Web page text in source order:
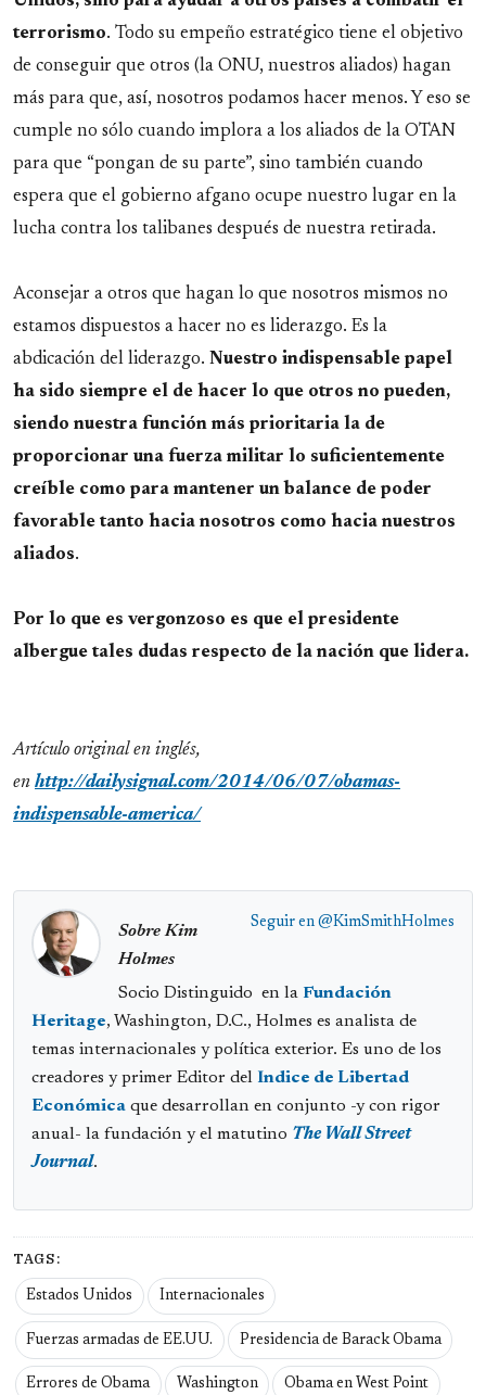
terrorismo. Todo su empeño estratégico tiene el objetivo
de conseguir que otros (la ONU, nuestros aliados) hagan
más para que, así, nosotros podamos hacer menos. Y eso se
cumple no sólo cuando implora a los aliados de la OTAN
para que “pongan de su parte”, sino también cuando
espera que el gobierno afgano ocupe nuestro lugar en la
lucha contra los talibanes después de nuestra retirada.
Aconsejar a otros que hagan lo que nosotros mismos no
estamos dispuestos a hacer no es liderazgo. Es la
abdicación del liderazgo. Nuestro indispensable papel
ha sido siempre el de hacer lo que otros no pueden,
siendo nuestra función más prioritaria la de
proporcionar una fuerza militar lo suficientemente
creíble como para mantener un balance de poder
favorable tanto hacia nosotros como hacia nuestros
aliados.
Por lo que es vergonzoso es que el presidente
albergue tales dudas respecto de la nación que lidera.
Artículo original en inglés,
en http://dailysignal.com/2014/06/07/obamas-
indispensable-america/
Seguir en @KimSmithHolmes
Sobre Kim
Holmes
Socio Distinguido en la Fundación
Heritage, Washington, D.C., Holmes es analista de
temas internacionales y política exterior. Es uno de los
creadores y primer Editor del Indice de Libertad
Económica que desarrollan en conjunto -y con rigor
anual- la fundación y el matutino The Wall Street
Journal.
TAGS:
Estados Unidos Internacionales
Fuerzas armadas de EE.UU. Presidencia de Barack Obama
Errores de Obama Washington Obama en West Point